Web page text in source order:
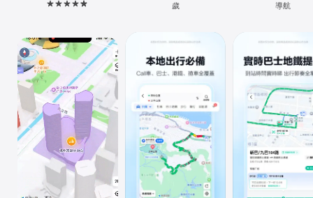
iPhone
Mac
Vision
Watch
TV
歲 導航